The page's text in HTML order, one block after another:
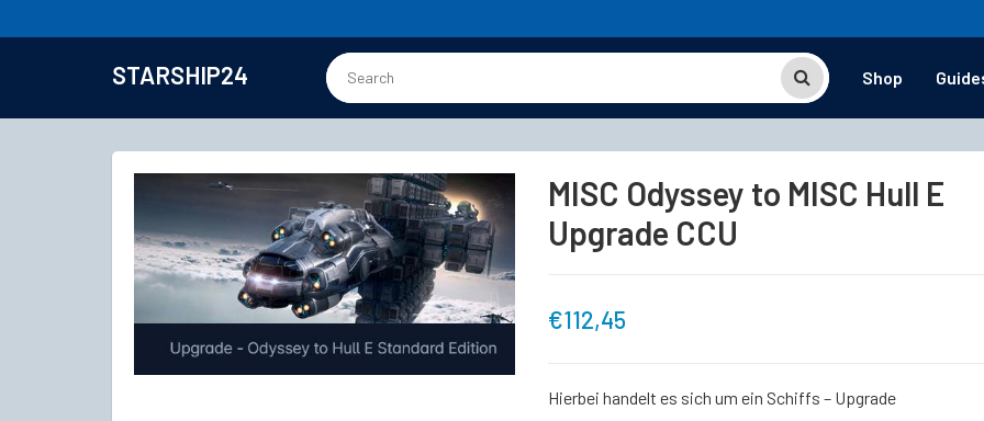
STARSHIP24 Shop
MISC Odyssey to MISC Hull E
Upgrade CCU
€112,45
Hierbei handelt es sich um ein Schiffs – Upgrade